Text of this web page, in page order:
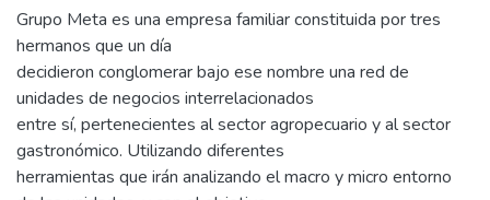
Grupo Meta es una empresa familiar constituida por tres
hermanos que un día
decidieron conglomerar bajo ese nombre una red de
unidades de negocios interrelacionados
entre sí, pertenecientes al sector agropecuario y al sector
gastronómico. Utilizando diferentes
herramientas que irán analizando el macro y micro entorno